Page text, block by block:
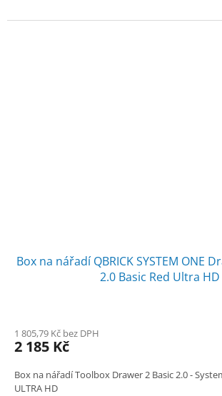
Box na nářadí QBRICK SYSTEM ONE
2.0 Basic Red Ultra HD
1 805,79 Kč bez DPH
2 185 Kč
Box na nářadí Toolbox Drawer 2 Basic 2.0-
ULTRA HD